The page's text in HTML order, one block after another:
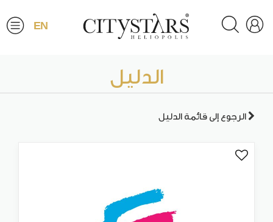
EN
الدليل
الرجوع إلى قائمة الدليل